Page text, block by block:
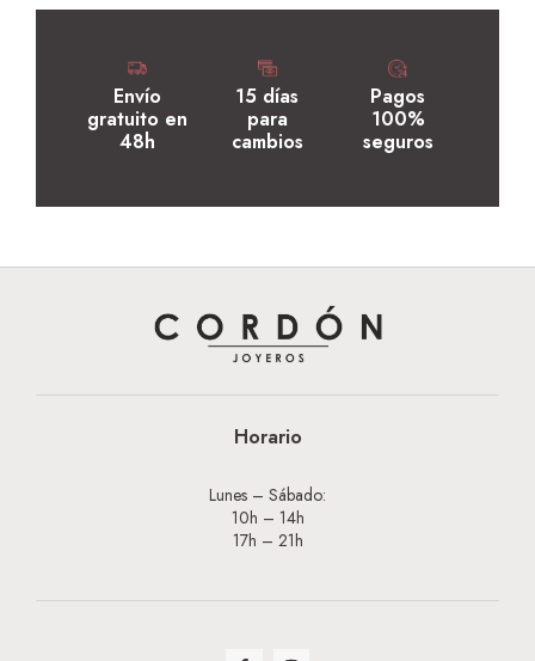
Envío
gratuito en
48h
15 días
para
cambios
Pagos
100%
seguros
Horario
Lunes – Sábado:
10h – 14h
17h – 21h